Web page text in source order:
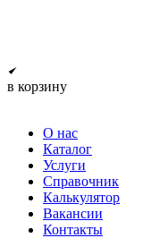
в корзину
О нас
Каталог
Услуги
Справочник
Калькулятор
Вакансии
Контакты